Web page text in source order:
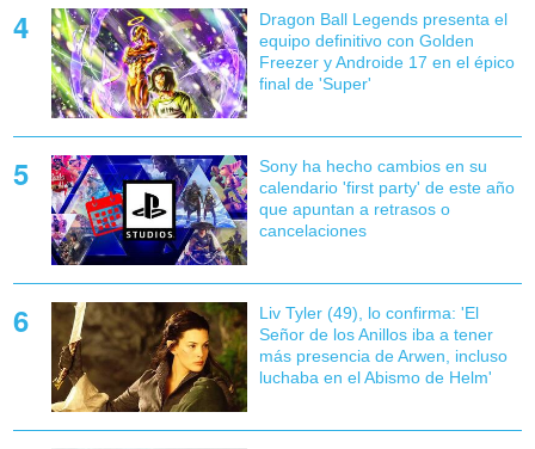
Dragon Ball Legends presenta el
equipo definitivo con Golden
Freezer y Androide 17 en el épico
final de 'Super'
Sony ha hecho cambios en su
calendario 'first party' de este año
que apuntan a retrasos o
cancelaciones
Liv Tyler (49), lo confirma: 'El
Señor de los Anillos iba a tener
más presencia de Arwen, incluso
luchaba en el Abismo de Helm'